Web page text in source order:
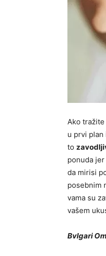
Ako tražite
u prvi plan
to
ponuda
da mirisi
posebnim
vama su
vašem
Bvlgari